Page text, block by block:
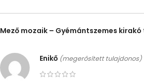
Mező mozaik – Gyémántszemes kirakó
Enikő (megerősített tulajdonos)